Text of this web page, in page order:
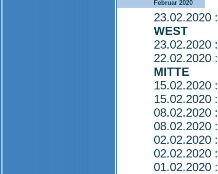
Februar 2020
23.02.2020
WEST
23.02.2020
22.02.2020
MITTE
15.02.2020
15.02.2020
08.02.2020
08.02.2020
02.02.2020
02.02.2020
01.02.2020